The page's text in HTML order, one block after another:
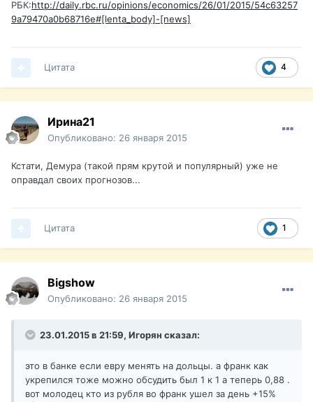
РБК:http://daily.rbc.ru/opinions/economics/26/01/2015/54c63257
9a79470a0b68716e#[lenta_body]-[news]
4
Цитата
Ирина21
Опубликовано: 26 января 2015
Кстати, Демура (такой прям крутой и популярный) уже не
оправдал своих прогнозов...
1
Цитата
Bigshow
Опубликовано: 26 января 2015
23.01.2015 в 21:59, Игорян сказал:
это в банке если евру менять на дольцы. а франк как
укрепился тоже можно обсудить был 1 к 1 а теперь 0,88 .
вот молодец кто из рубля во франк ушел за день +15%